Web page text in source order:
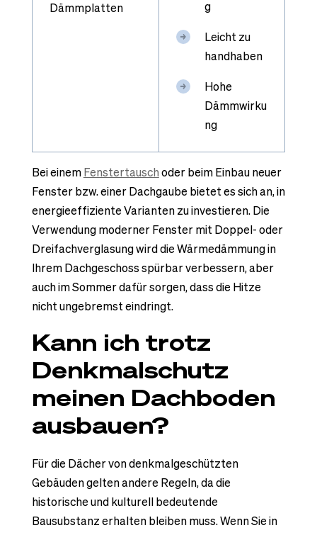
Dämmplatten
g
Leicht zu
handhaben
Hohe
Dämmwirku
ng
Bei einemFenstertauschoder beim Einbau neuer
Fenster bzw. einer Dachgaube bietet es sich an, in
energieeffiziente Varianten zu investieren. Die
Verwendung moderner Fenster mit Doppel- oder
Dreifachverglasung wird die Wärmedämmung in
Ihrem Dachgeschoss spürbar verbessern, aber
auch im Sommer dafür sorgen, dass die Hitze
nicht ungebremst eindringt.
Kann ich trotz
Denkmalschutz
meinen Dachboden
ausbauen?
Für die Dächer von denkmalgeschützten
Gebäuden gelten andere Regeln, da die
historische und kulturell bedeutende
Bausubstanz erhalten bleiben muss. Wenn Sie in